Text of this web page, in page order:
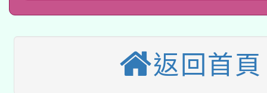
接種對象擴大為「滿6
接種之民眾」措施，
月28日止
業技術研究院辦理「
用水績優單位及節水達
桃園市孔廟祈福系列
開 智慧啟航」
2026年桃園地景藝術
「2026桃園藝術巡演
返回首頁